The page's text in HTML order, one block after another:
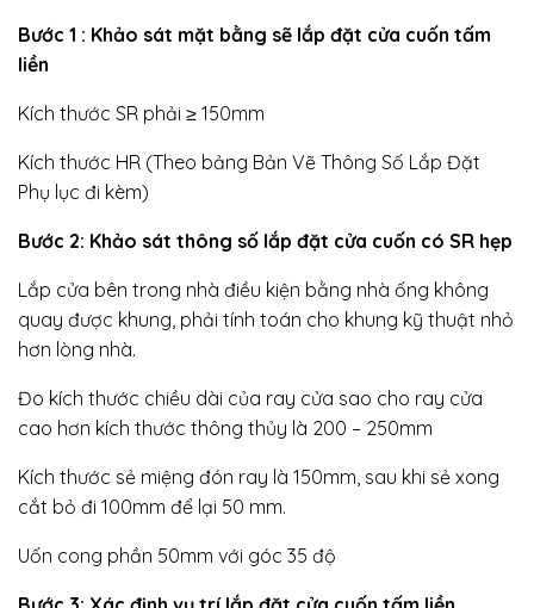
Bước 1 : Khảo sát mặt bằng sẽ lắp đặt cửa cuốn tấm
liền
Kích thước SR phải ≥ 150mm
Kích thước HR (Theo bảng Bản Vẽ Thông Số Lắp Đặt
Phụ lục đi kèm)
Bước 2: Khảo sát thông số lắp đặt cửa cuốn có SR hẹp
Lắp cửa bên trong nhà điều kiện bằng nhà ống không
quay được khung, phải tính toán cho khung kỹ thuật nhỏ
hơn lòng nhà.
Đo kích thước chiều dài của ray cửa sao cho ray cửa
cao hơn kích thước thông thủy là 200 – 250mm
Kích thước sẻ miệng đón ray là 150mm, sau khi sẻ xong
cắt bỏ đi 100mm để lại 50 mm.
Uốn cong phần 50mm với góc 35 độ